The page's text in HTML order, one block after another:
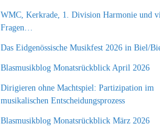
WMC, Kerkrade, 1. Division Harmonie und
Fragen…
Das Eidgenössische Musikfest 2026 in Biel/
Blasmusikblog Monatsrückblick April 2026
Dirigieren ohne Machtspiel: Partizipation im
musikalischen Entscheidungsprozess
Blasmusikblog Monatsrückblick März 2026